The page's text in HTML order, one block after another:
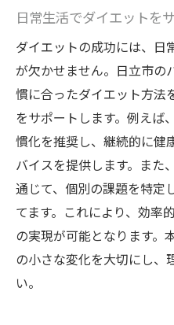
日常生活でダイエットを
ダイエットの成功には、日
が欠かせません。日立市の
慣に合ったダイエット方法
をサポートします。例えば
慣化を推奨し、継続的に健
バイスを提供します。また
通じて、個別の課題を特定
てます。これにより、効率
の実現が可能となります。
の小さな変化を大切にし、
い。